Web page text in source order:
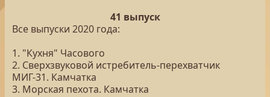
41 выпуск
Все выпуски 2020 года:
1. "Кухня" Часового
2. Сверхзвуковой истребитель-перехватчик
МИГ-31. Камчатка
3. Морская пехота. Камчатка